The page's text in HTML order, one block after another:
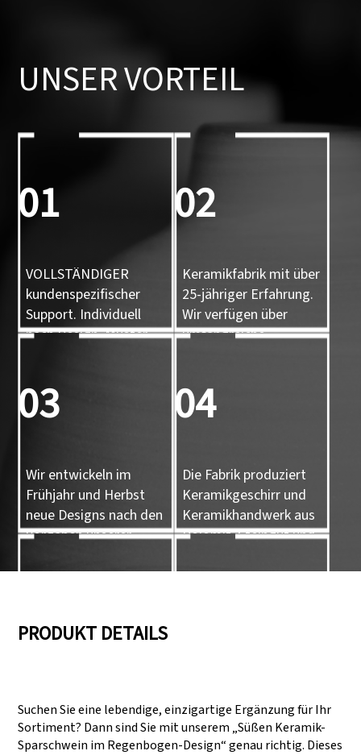
UNSER VORTEIL
01
VOLLSTÄNDIGER
kundenspezifischer
Support. Individuell
nach Design, Muster
02
Keramikfabrik mit über
25-jähriger Erfahrung.
Wir verfügen über
umfangreiche
03
Wir entwickeln im
Frühjahr und Herbst
neue Designs nach den
Vorgaben unserer
04
Die Fabrik produziert
Keramikgeschirr und
Keramikhandwerk aus
Dolomit, Steingut und
große
Produktionsanforderungen
(Walmart), FAMA
(Disney), UNIVERSAL
PRODUKT DETAILS
Suchen Sie eine lebendige, einzigartige Ergänzung für Ihr
Sortiment? Dann sind Sie mit unserem „Süßen Keramik-
Sparschwein im Regenbogen-Design“ genau richtig. Dieses